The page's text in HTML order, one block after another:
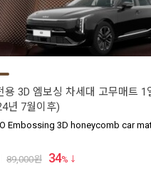
용 3D 엠보싱 차세대 고무매트 1
년 7월이후)
Embossing 3D honeycomb car
89,000원 34%